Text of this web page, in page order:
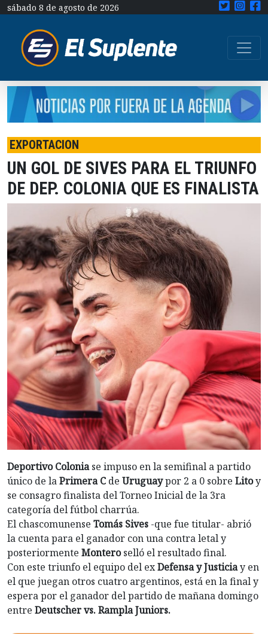
sábado 8 de agosto de 2026
EXPORTACION
UN GOL DE SIVES PARA EL TRIUNFO
DE DEP. COLONIA QUE ES FINALISTA
Deportivo Coloniase impuso en la semifinal a partido
único de laPrimera Cde Uruguaypor 2 a 0 sobre Litoy
se consagro finalista del Torneo Inicial de la 3ra
categoría del fútbol charrúa.
El chascomunense Tomás Sives -que fue titular- abrió
la cuenta para el ganador con una contra letal y
posteriormente Monteroselló el resultado final.
Con este triunfo el equipo del exDefensa y Justiciay en
el que juegan otros cuatro argentinos, está en la final y
espera por el ganador del partido de mañana domingo
entre Deutscher vs. Rampla Juniors.